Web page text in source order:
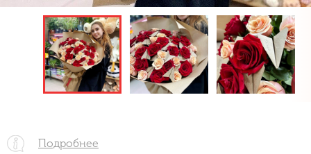
Подробнее